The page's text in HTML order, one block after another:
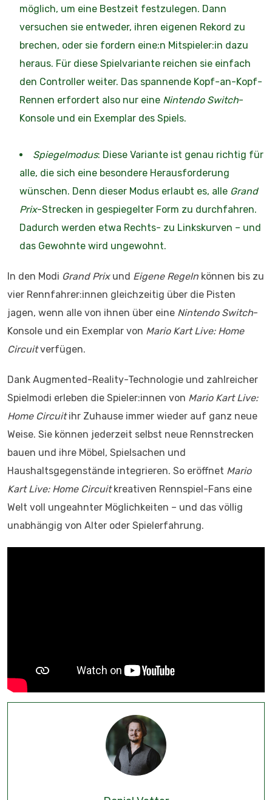
möglich, um eine Bestzeit festzulegen. Dann
versuchen sie entweder, ihren eigenen Rekord zu
brechen, oder sie fordern eine:n Mitspieler:in dazu
heraus. Für diese Spielvariante reichen sie einfach
den Controller weiter. Das spannende Kopf-an-Kopf-
Rennen erfordert also nur eine Nintendo Switch-
Konsole und ein Exemplar des Spiels.
Spiegelmodus: Diese Variante ist genau richtig für
alle, die sich eine besondere Herausforderung
wünschen. Denn dieser Modus erlaubt es, alle Grand
Prix-Strecken in gespiegelter Form zu durchfahren.
Dadurch werden etwa Rechts- zu Linkskurven – und
das Gewohnte wird ungewohnt.
In den Modi Grand Prixund Eigene Regeln können bis zu
vier Rennfahrer:innen gleichzeitig über die Pisten
jagen, wenn alle von ihnen über eine Nintendo Switch-
Konsole und ein Exemplar von Mario Kart Live: Home
Circuitverfügen.
Dank Augmented-Reality-Technologie und zahlreicher
Spielmodi erleben die Spieler:innen von Mario Kart Live:
Home Circuitihr Zuhause immer wieder auf ganz neue
Weise. Sie können jederzeit selbst neue Rennstrecken
bauen und ihre Möbel, Spielsachen und
Haushaltsgegenstände integrieren. So eröffnet Mario
Kart Live: Home Circuitkreativen Rennspiel-Fans eine
Welt voll ungeahnter Möglichkeiten – und das völlig
unabhängig von Alter oder Spielerfahrung.